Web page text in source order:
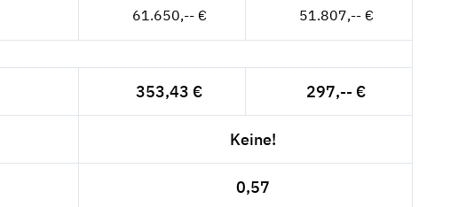
61.650,-- € 51.807,-- €
353,43 € 297,-- €
Keine!
0,57